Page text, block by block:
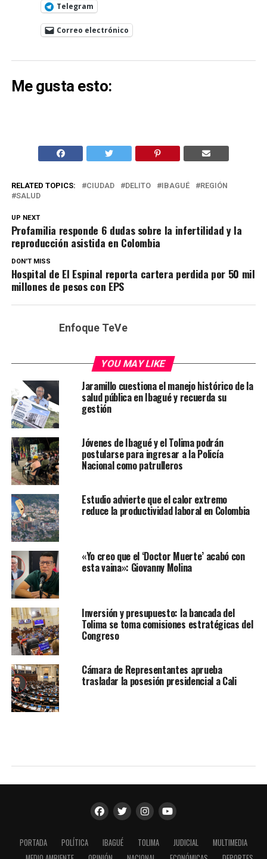
Telegram
Correo electrónico
Me gusta esto:
RELATED TOPICS: CIUDAD DELITO IBAGUÉ
REGIÓN
SALUD
UP NEXT
Profamilia responde 6 dudas sobre la infertilidad y la
reproducción asistida en Colombia
DON'T MISS
Hospital de El Espinal reporta cartera perdida por 50 mil
millones de pesos con EPS
Enfoque TeVe
YOU MAY LIKE
Jaramillo cuestiona el manejo histórico de la
salud pública en Ibagué y recuerda su
gestión
Jóvenes de Ibagué y el Tolima podrán
postularse para ingresar a la Policía
Nacional como patrulleros
Estudio advierte que el calor extremo
reduce la productividad laboral en Colombia
«Yo creo que el ‘Doctor Muerte’ acabó con
esta vaina»: Giovanny Molina
Inversión y presupuesto: la bancada del
Tolima se toma comisiones estratégicas del
Congreso
Cámara de Representantes aprueba
trasladar la posesión presidencial a Cali
PORTADA POLÍTICA IBAGUÉ TOLIMA JUDICIAL
MULTIMEDIA